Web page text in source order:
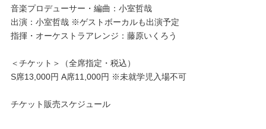
音楽プロデューサー・編曲：小室哲哉
出演：小室哲哉 ※ゲストボーカルも出演予定
指揮・オーケストラアレンジ：藤原いくろう
＜チケット＞（全席指定・税込）
S席13,000円 A席11,000円 ※未就学児入場不可
チケット販売スケジュール